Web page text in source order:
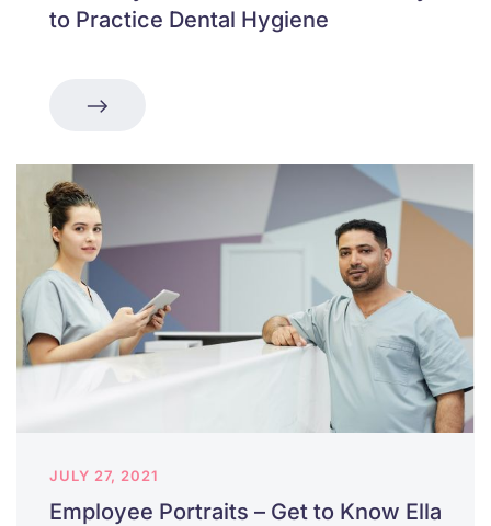
to Practice Dental Hygiene
JULY 27, 2021
Employee Portraits – Get to Know Ella